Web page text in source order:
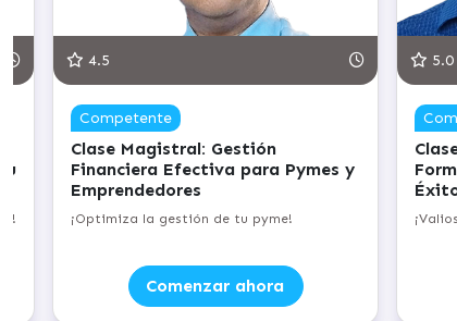
4.5
Competente
Clase Magistral: Gestión
Financiera Efectiva para Pymes y
Emprendedores
¡Optimiza la gestión de tu pyme!
Comenzar ahora
5.0